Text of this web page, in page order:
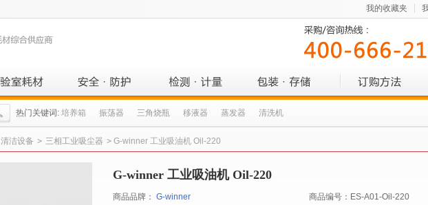
我的收藏夹
热门关键词: 培养箱 振荡器 三角烧瓶 移液器 蒸发器 清洗机
清洁设备 > 三相工业吸尘器 > G-winner 工业吸油机 Oil-220
G-winner 工业吸油机 Oil-220
商品品牌： G-winner 商品编号： ES-A01-Oil-220